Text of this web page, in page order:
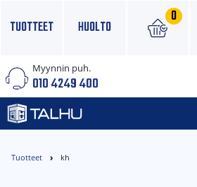
TUOTTEET HUOLTO
0
Myynnin puh.
010 4249 400
Tuotteet kh